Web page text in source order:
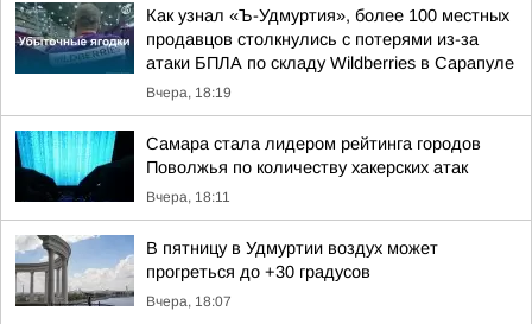
Как узнал «Ъ-Удмуртия», более 100 местных
продавцов столкнулись с потерями из-за
атаки БПЛА по складу Wildberries в Сарапуле
Вчера, 18:19
Самара стала лидером рейтинга городов
Поволжья по количеству хакерских атак
Вчера, 18:11
В пятницу в Удмуртии воздух может
прогреться до +30 градусов
Вчера, 18:07